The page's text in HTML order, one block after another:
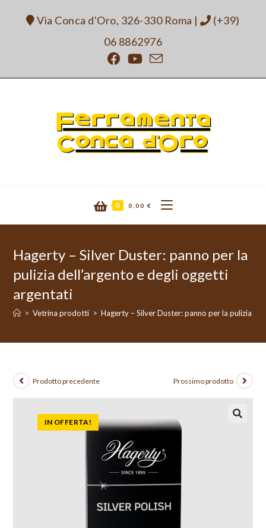
Via Conca d'Oro, 326-330 Roma |
(+39)
06 8862976
0 0,00 €
Hagerty – Silver Duster: panno per la
pulizia dell’argento e degli oggetti
argentati
> Vetrina prodotti > Hagerty – Silver Duster: panno per la pulizia
IN OFFERTA!
Prodotto precedente Prossimo prodotto